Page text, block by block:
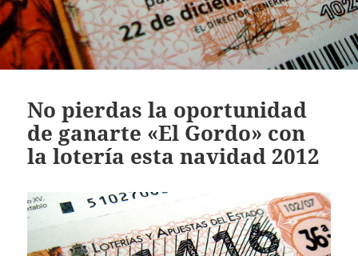
No pierdas la oportunidad
de ganarte «El Gordo» con
la lotería esta navidad 2012